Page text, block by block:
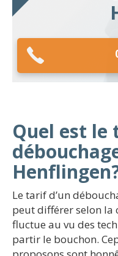
Quel est le
Le tarif d’un
peut différer selon la
fluctue au vu des
partir le bouchon.